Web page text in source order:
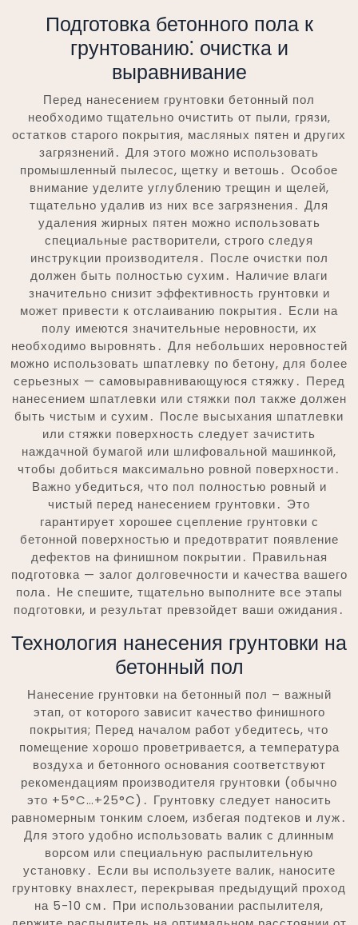
Подготовка бетонного пола к
грунтованию⁚ очистка и
выравнивание
Перед нанесением грунтовки бетонный пол
необходимо тщательно очистить от пыли, грязи,
остатков старого покрытия, масляных пятен и других
загрязнений․ Для этого можно использовать
промышленный пылесос, щетку и ветошь․ Особое
внимание уделите углублению трещин и щелей,
тщательно удалив из них все загрязнения․ Для
удаления жирных пятен можно использовать
специальные растворители, строго следуя
инструкции производителя․ После очистки пол
должен быть полностью сухим․ Наличие влаги
значительно снизит эффективность грунтовки и
может привести к отслаиванию покрытия․ Если на
полу имеются значительные неровности, их
необходимо выровнять․ Для небольших неровностей
можно использовать шпатлевку по бетону, для более
серьезных — самовыравнивающуюся стяжку․ Перед
нанесением шпатлевки или стяжки пол также должен
быть чистым и сухим․ После высыхания шпатлевки
или стяжки поверхность следует зачистить
наждачной бумагой или шлифовальной машинкой,
чтобы добиться максимально ровной поверхности․
Важно убедиться, что пол полностью ровный и
чистый перед нанесением грунтовки․ Это
гарантирует хорошее сцепление грунтовки с
бетонной поверхностью и предотвратит появление
дефектов на финишном покрытии․ Правильная
подготовка — залог долговечности и качества вашего
пола․ Не спешите, тщательно выполните все этапы
подготовки, и результат превзойдет ваши ожидания․
Технология нанесения грунтовки на
бетонный пол
Нанесение грунтовки на бетонный пол – важный
этап, от которого зависит качество финишного
покрытия; Перед началом работ убедитесь, что
помещение хорошо проветривается, а температура
воздуха и бетонного основания соответствуют
рекомендациям производителя грунтовки (обычно
это +5°C…+25°C)․ Грунтовку следует наносить
равномерным тонким слоем, избегая подтеков и луж․
Для этого удобно использовать валик с длинным
ворсом или специальную распылительную
установку․ Если вы используете валик, наносите
грунтовку внахлест, перекрывая предыдущий проход
на 5-10 см․ При использовании распылителя,